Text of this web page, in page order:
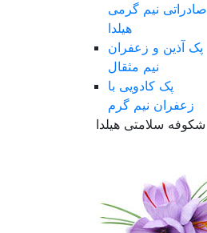
صادراتی نیم گرمی
هیلدا
پک آذین و زعفران
نیم مثقال
پک کادویی با
زعفران نیم گرم
شکوفه سلامتی هیلدا